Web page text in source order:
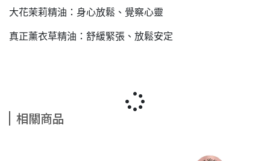
大花茉莉精油：身心放鬆、覺察心靈
真正薰衣草精油：舒緩緊張、放鬆安定
相關商品